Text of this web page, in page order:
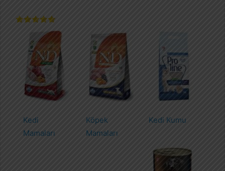
Kedi
Mamaları
Köpek
Mamaları
Kedi Kumu